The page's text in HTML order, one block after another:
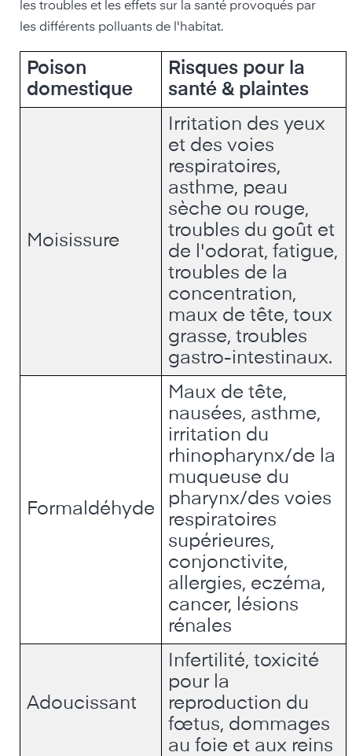
les troubles et les effets sur la santé provoqués par
les différents polluants de l'habitat.
Poison
domestique
Risques pour la
santé & plaintes
Moisissure
Irritation des yeux
et des voies
respiratoires,
asthme, peau
sèche ou rouge,
troubles du goût et
de l'odorat, fatigue,
troubles de la
concentration,
maux de tête, toux
grasse, troubles
gastro-intestinaux.
Formaldéhyde
Maux de tête,
nausées, asthme,
irritation du
rhinopharynx/de la
muqueuse du
pharynx/des voies
respiratoires
supérieures,
conjonctivite,
allergies, eczéma,
cancer, lésions
rénales
Adoucissant
Infertilité, toxicité
pour la
reproduction du
fœtus, dommages
au foie et aux reins